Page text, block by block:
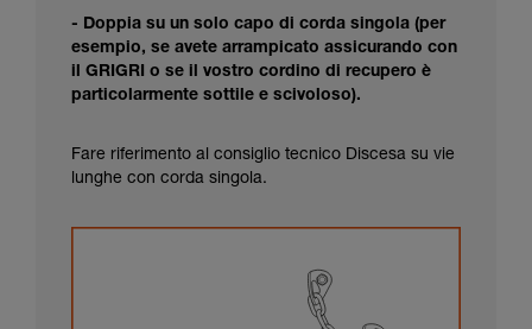
- Doppia su un solo capo di corda singola (per
esempio, se avete arrampicato assicurando con
il GRIGRI o se il vostro cordino di recupero è
particolarmente sottile e scivoloso).
Fare riferimento al consiglio tecnico Discesa su vie
lunghe con corda singola.